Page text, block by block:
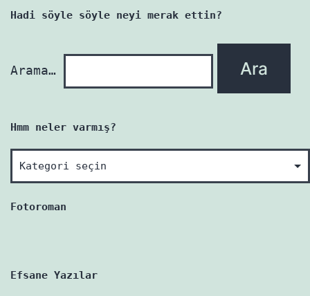
yazı
Hadi söyle söyle neyi merak ettin?
Arama…
Hmm neler varmış?
Hmm
neler
varmış?
Fotoroman
Efsane Yazılar